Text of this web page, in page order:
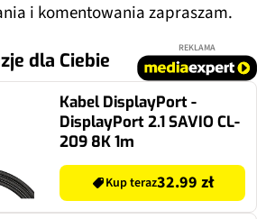
i komentowania zapraszam.
dla Ciebie
REKLAMA
Kabel DisplayPort -
DisplayPort 2.1 SAVIO CL-
209 8K 1m
Kup teraz32.99 zł